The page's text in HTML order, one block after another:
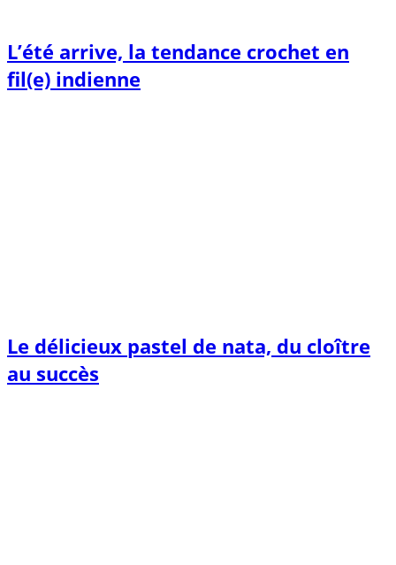
L’été arrive, la tendance crochet en
fil(e) indienne
Le délicieux pastel de nata, du cloître
au succès